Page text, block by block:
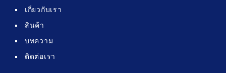
เกี่ยวกับเรา
สินค้า
บทความ
ติดต่อเรา